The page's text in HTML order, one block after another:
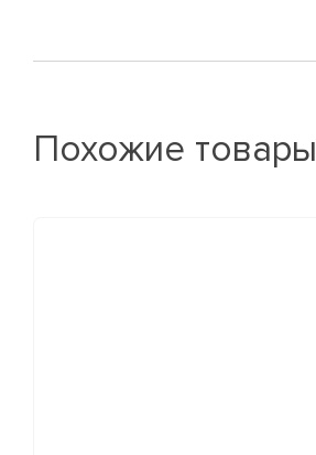
Похожие товары